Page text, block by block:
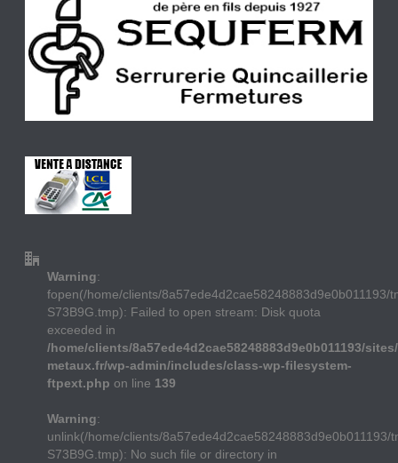
Warning:
fopen(/home/clients/8a57ede4d2cae58248883d9e0b011193/
S73B9G.tmp): Failed to open stream: Disk quota
exceeded in
/home/clients/8a57ede4d2cae58248883d9e0b011193/
metaux.fr/wp-admin/includes/class-wp-filesystem-
ftpext.php on line 139
Warning:
unlink(/home/clients/8a57ede4d2cae58248883d9e0b011193/
S73B9G.tmp): No such file or directory in